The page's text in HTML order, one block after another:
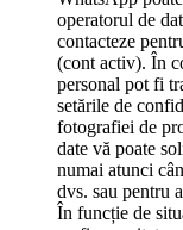
operatorul de
contacteze
(cont activ). În
personal pot fi
setările de
fotografiei de
date vă poate
numai atunci
dvs. sau pentru
În funcție de